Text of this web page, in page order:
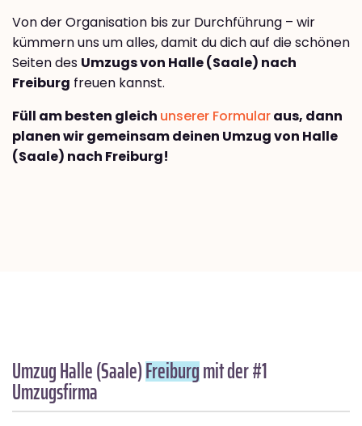
Von der Organisation bis zur Durchführung – wir
kümmern uns um alles, damit du dich auf die schönen
Seiten des Umzugs von Halle (Saale) nach
Freiburg freuen kannst.
Füll am besten gleich unserer Formularaus, dann
planen wir gemeinsam deinen Umzug von Halle
(Saale) nach Freiburg!
Umzug Halle (Saale)Freiburgmit der #1
Umzugsfirma